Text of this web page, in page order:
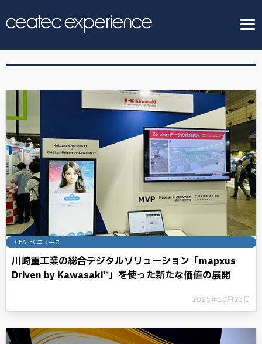
CEATECニュース
川崎重工業の総合デジタルソリューション「mapxus
Driven by Kawasaki™」を使った新たな価値の展開
2025年10月23日